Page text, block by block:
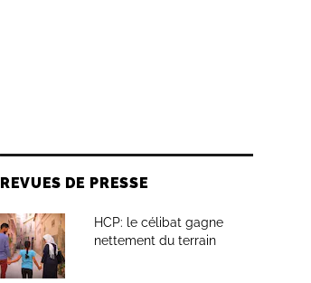
REVUES DE PRESSE
HCP: le célibat gagne
nettement du terrain